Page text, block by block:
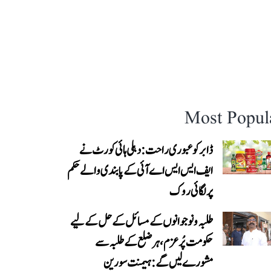
Most
ڈابر کو عبوری راحت: دہلی ہائی کورٹ نے
ایف ایس ایس اے آئی کے پابندی والے حکم
پر لگائی روک
طلبہ و نوجوانوں کے مسائل کے حل کے لیے
حکومت پُرعزم، ہر ضلع کے طلبہ سے
مشورے لیں گے: ہیمنت سورین